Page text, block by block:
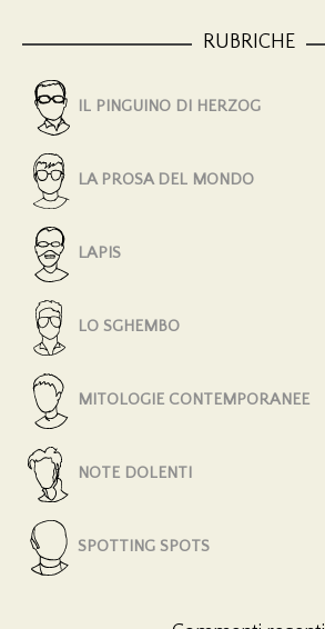
RUBRICHE
IL PINGUINO DI HERZOG
LA PROSA DEL MONDO
LAPIS
LO SGHEMBO
MITOLOGIE CONTEMPORANEE
NOTE DOLENTI
SPOTTING SPOTS